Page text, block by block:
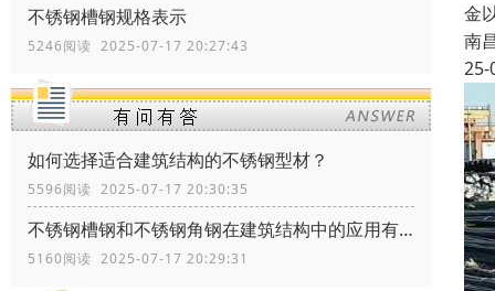
不锈钢槽钢规格表示
5246阅读 2025-07-17 20:27:43
如何选择适合建筑结构的不锈钢型材？
5596阅读 2025-07-17 20:30:35
不锈钢槽钢和不锈钢角钢在建筑结构中的应用有何区别？
5160阅读 2025-07-17 20:29:31
金
南
25-